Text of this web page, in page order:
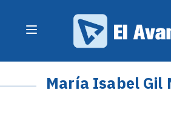
María Isabel Gil